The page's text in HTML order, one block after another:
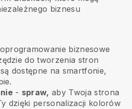
biznesu
biznesowe
do tworzenia stron
dostępne na smartfonie,
- spraw, aby Twoja strona
dzięki personalizacji kolorów